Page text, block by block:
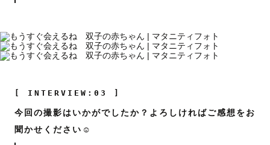
[ INTERVIEW:03 ]
今回の撮影はいかがでしたか？よろしければご感想をお
聞かせください☺️